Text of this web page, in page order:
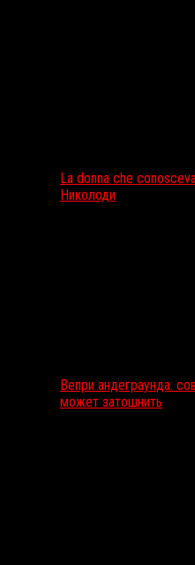
La donna che
Николоди
Вепри андеграунда:
может затошнить